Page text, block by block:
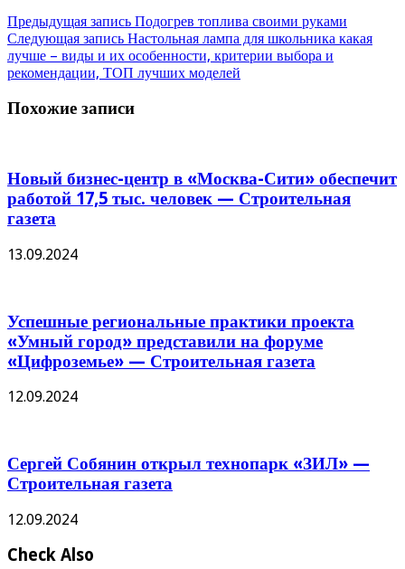
Предыдущая запись Подогрев топлива своими руками
Следующая запись Настольная лампа для школьника какая
лучше – виды и их особенности, критерии выбора и
рекомендации, ТОП лучших моделей
Похожие записи
Новый бизнес-центр в «Москва-Сити» обеспечит
работой 17,5 тыс. человек — Строительная
газета
13.09.2024
Успешные региональные практики проекта
«Умный город» представили на форуме
«Цифроземье» — Строительная газета
12.09.2024
Сергей Собянин открыл технопарк «ЗИЛ» —
Строительная газета
12.09.2024
Check Also